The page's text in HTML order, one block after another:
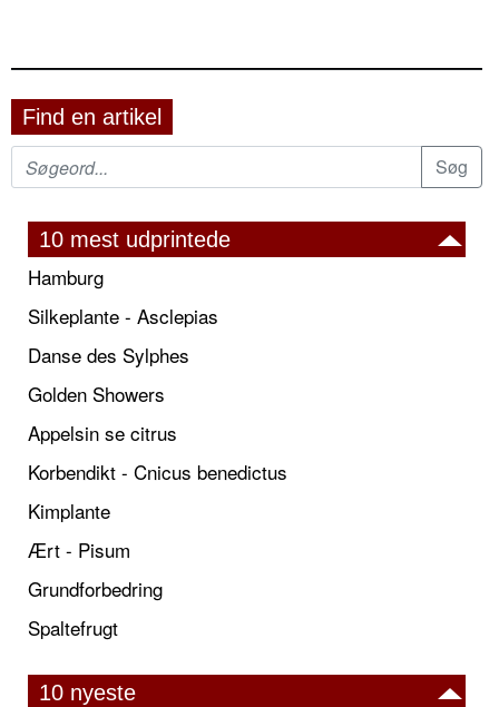
Find en artikel
10 mest udprintede
Hamburg
Silkeplante - Asclepias
Danse des Sylphes
Golden Showers
Appelsin se citrus
Korbendikt - Cnicus benedictus
Kimplante
Ært - Pisum
Grundforbedring
Spaltefrugt
10 nyeste